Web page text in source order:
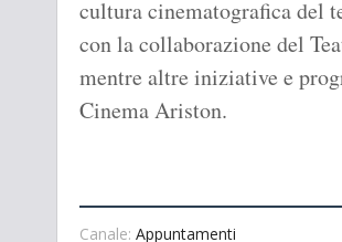
cultura cinematografica del
con la collaborazione del
mentre altre iniziative e
Cinema Ariston.
Canale: Appuntamenti